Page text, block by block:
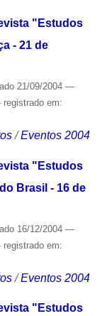
"Estudos
- 21 de
21/09/2004 —
em:
/Eventos 2004
"Estudos
Brasil - 16 de
16/12/2004 —
em:
/Eventos 2004
"Estudos